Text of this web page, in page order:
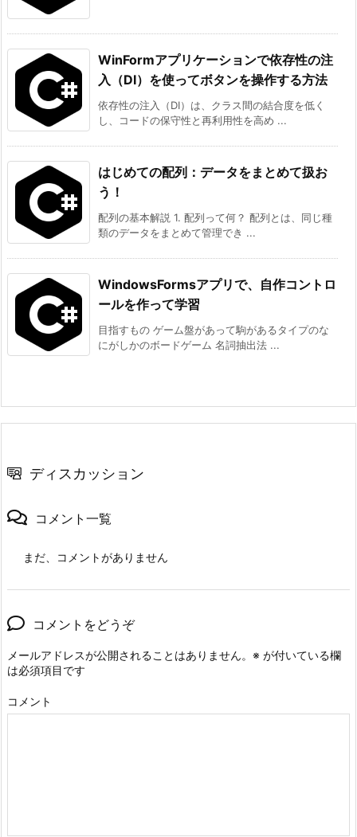
WinFormアプリケーションで依存性の注
入（DI）を使ってボタンを操作する方法
依存性の注入（DI）は、クラス間の結合度を低く
し、コードの保守性と再利用性を高め ...
はじめての配列：データをまとめて扱お
う！
配列の基本解説 1. 配列って何？ 配列とは、同じ種
類のデータをまとめて管理でき ...
WindowsFormsアプリで、自作コントロ
ールを作って学習
目指すもの ゲーム盤があって駒があるタイプのな
にがしかのボードゲーム 名詞抽出法 ...
ディスカッション
コメント一覧
まだ、コメントがありません
コメントをどうぞ
メールアドレスが公開されることはありません。 ※ が付いている欄
は必須項目です
コメント